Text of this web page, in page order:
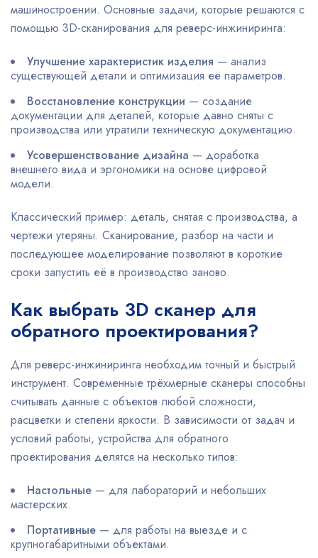
машиностроении. Основные задачи, которые решаются с
помощью 3D-сканирования для реверс-инжиниринга:
Улучшение характеристик изделия — анализ
существующей детали и оптимизация её параметров.
Восстановление конструкции — создание
документации для деталей, которые давно сняты с
производства или утратили техническую документацию.
Усовершенствование дизайна — доработка
внешнего вида и эргономики на основе цифровой
модели.
Классический пример: деталь, снятая с производства, а
чертежи утеряны. Сканирование, разбор на части и
последующее моделирование позволяют в короткие
сроки запустить её в производство заново.
Как выбрать 3D сканер для
обратного проектирования?
Для реверс-инжиниринга необходим точный и быстрый
инструмент. Современные трёхмерные сканеры способны
считывать данные с объектов любой сложности,
расцветки и степени яркости. В зависимости от задач и
условий работы, устройства для обратного
проектирования делятся на несколько типов:
Настольные — для лабораторий и небольших
мастерских.
Портативные — для работы на выезде и с
крупногабаритными объектами.